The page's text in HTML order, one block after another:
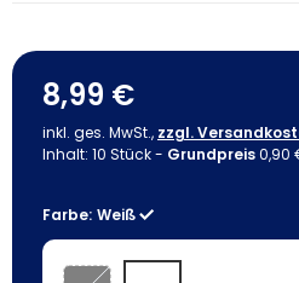
8,99 €
inkl. ges. MwSt., zzgl.
Inhalt: 10 Stück- Grundpreis0,90
Farbe: Weiß